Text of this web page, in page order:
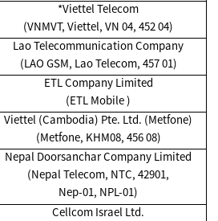
*Viettel Telecom
(VNMVT, Viettel, VN 04, 452 04)
Lao Telecommunication Company
(LAO GSM, Lao Telecom, 457 01)
ETL Company Limited
(ETL Mobile )
Viettel (Cambodia) Pte. Ltd. (Metfone)
(Metfone, KHM08, 456 08)
Nepal Doorsanchar Company Limited
(Nepal Telecom, NTC, 42901,
Nep-01, NPL-01)
Cellcom Israel Ltd.